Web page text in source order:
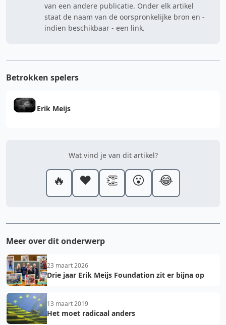
van een andere publicatie. Onder elk artikel
staat de naam van de oorspronkelijke bron en -
indien beschikbaar - een link.
Betrokken spelers
Erik Meijs
Wat vind je van dit artikel?
🔥 ❤️ 👏 😮 😂
Meer over dit onderwerp
23 maart 2026
Drie jaar Erik Meijs Foundation zit er bijna op
13 maart 2019
Het moet radicaal anders